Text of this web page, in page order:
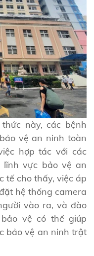
này, các bệnh
vệ an ninh toàn
hợp tác với các
lĩnh vực bảo vệ an
tế cho thấy, việc áp
hệ thống camera
vào ra, và đào
vệ có thể giúp
bảo vệ an ninh trật